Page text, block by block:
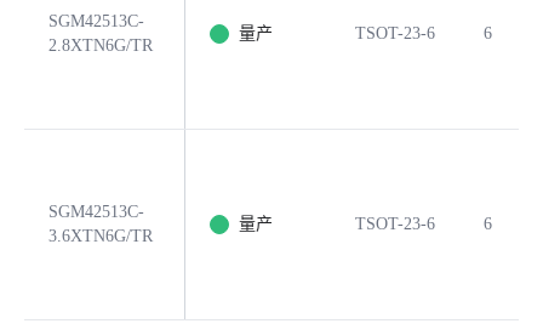
SGM42513C-
2.8XTN6G/TR
量产 TSOT-23-6 6
SGM42513C-
3.6XTN6G/TR
量产 TSOT-23-6 6